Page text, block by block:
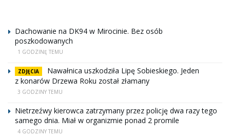
Dachowanie na DK94 w Mirocinie. Bez osób
poszkodowanych
1 GODZINĘ TEMU
ZDJĘCIA
Nawałnica uszkodziła Lipę Sobieskiego. Jeden
z konarów Drzewa Roku został złamany
3 GODZINY TEMU
Nietrzeźwy kierowca zatrzymany przez policję dwa razy tego
samego dnia. Miał w organizmie ponad 2 promile
4 GODZINY TEMU